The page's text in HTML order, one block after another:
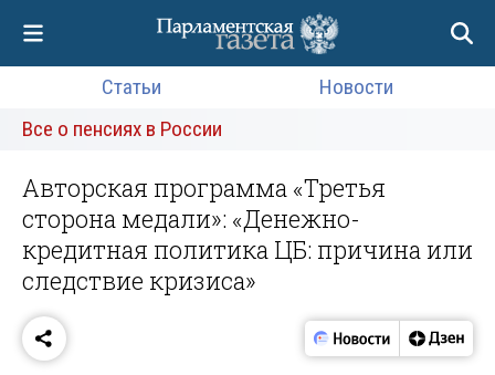
Статьи
Новости
Все о пенсиях в России
Авторская программа «Третья
сторона медали»: «Денежно-
кредитная политика ЦБ: причина или
следствие кризиса»